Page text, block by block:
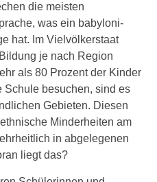
die meis­ten
was ein baby­lo­ni­
hat. Im Vielvölkerstaat
je nach Region
als 80 Prozent der Kinder
Schule besu­chen, sind es
Gebieten. Diesen
Minderheiten am
in abge­le­ge­nen
liegt das?